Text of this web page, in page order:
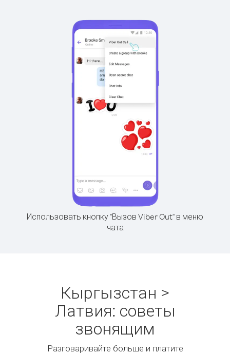
Использовать кнопку "Вызов Viber Out" в меню
чата
Кыргызстан >
Латвия: советы
звонящим
Разговаривайте больше и платите